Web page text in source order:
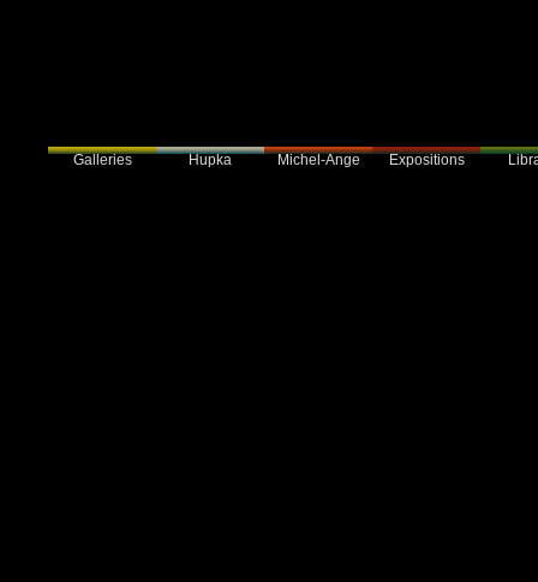
Galleries Hupka Michel-Ange Expositions